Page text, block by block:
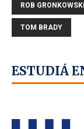
ROB GRONKOWSKI
TOM BRADY
ESTUDIÁ